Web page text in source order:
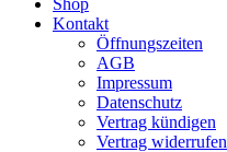
Shop
Kontakt
Öffnungszeiten
AGB
Impressum
Datenschutz
Vertrag kündigen
Vertrag widerrufen